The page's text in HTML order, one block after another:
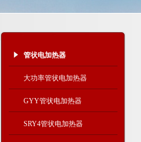
管状电加热器
大功率管状电加热器
GYY管状电加热器
SRY4管状电加热器